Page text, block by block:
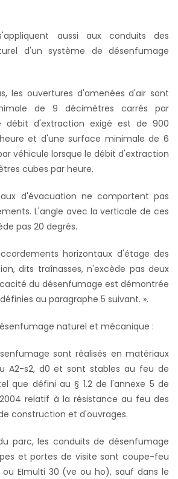
aussi aux conduits des
d'un système de désenfumage
les ouvertures d'amenées d'air sont
de 9 décimètres carrés par
débit d'extraction exigé est de 900
et d'une surface minimale de 6
véhicule lorsque le débit d'extraction
cubes par heure.
d'évacuation ne comportent pas
L'angle avec la verticale de ces
pas 20 degrés.
horizontaux d'étage des
dits traînasses, n'excède pas deux
du désenfumage est démontrée
au paragraphe 5 suivant. ».
naturel et mécanique :
sont réalisés en matériaux
A2-s2, d0 et sont stables au feu de
que défini au § 1.2 de l'annexe 5 de
relatif à la résistance au feu des
construction et d'ouvrages.
parc, les conduits de désenfumage
et portes de visite sont coupe-feu
EImulti 30 (ve ou ho), sauf dans le